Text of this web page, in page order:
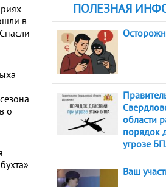
в
о
ПОЛЕЗНАЯ
области
порядок
угрозе
Ваш